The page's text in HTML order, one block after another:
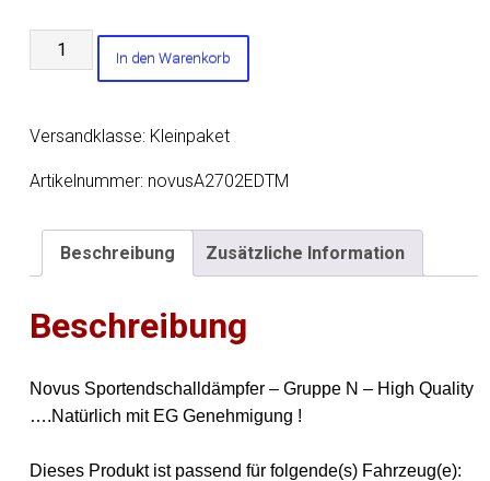
Novus
Sportauspuff
Seat
6L
DTM
Menge
In den Warenkorb
Versandklasse: Kleinpaket
Artikelnummer: novusA2702EDTM
Beschreibung Zusätzliche Information
Beschreibung
Novus Sportendschalldämpfer – Gruppe N – High Quality
….Natürlich mit EG Genehmigung !
Dieses Produkt ist passend für folgende(s) Fahrzeug(e):